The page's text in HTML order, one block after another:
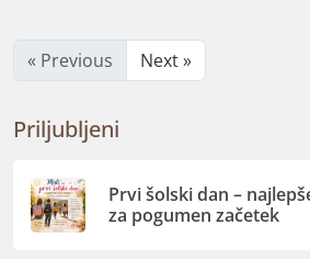
« Previous Next »
Priljubljeni
Prvi šolski dan –
za pogumen začetek